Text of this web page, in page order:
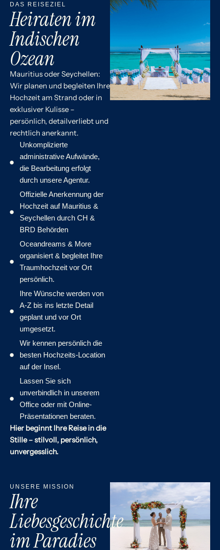
DAS REISEZIEL
Heiraten im
Indischen
Ozean
Mauritius oder Seychellen:
Wir planen und begleiten Ihre
Hochzeit am Strand oder in
exklusiver Kulisse –
persönlich, detailverliebt und
rechtlich anerkannt.
Unkomplizierte
administrative Aufwände,
die Bearbeitung erfolgt
durch unsere Agentur.
Offizielle Anerkennung der
Hochzeit auf Mauritius &
Seychellen durch CH &
BRD Behörden
Oceandreams & More
organisiert & begleitet Ihre
Traumhochzeit vor Ort
persönlich.
Ihre Wünsche werden von
A-Z bis ins letzte Detail
geplant und vor Ort
umgesetzt.
Wir kennen persönlich die
besten Hochzeits-Location
auf der Insel.
Lassen Sie sich
unverbindlich in unserem
Office oder mit Online-
Präsentationen beraten.
Hier beginnt Ihre Reise in die
Stille – stilvoll, persönlich,
unvergesslich.
UNSERE MISSION
Ihre
Liebesgeschichte
im Paradies